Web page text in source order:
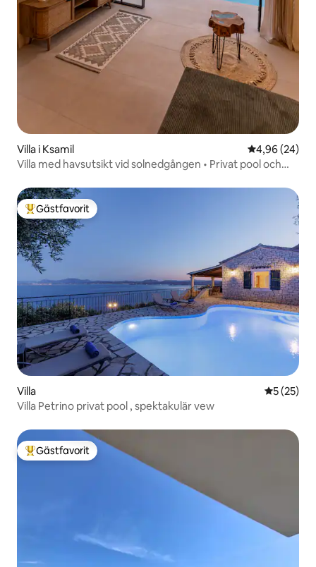
Villa i Ksamil 4,96 av 5 i
4,96 (24)
Villa med havsutsikt vid solnedgången • Privat pool och
Populär gästfavorit
Gästfavorit
Villa 5 av 5 i
5 (25)
Villa Petrino privat pool , spektakulär vew
Populär gästfavorit
Gästfavorit